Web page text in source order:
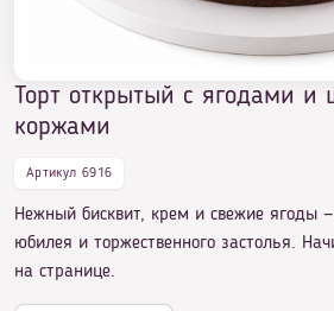
коржами
Торт открытый с ягодами и
коржами
Артикул 6916
Нежный бисквит, крем и свежие ягоды
юбилея и торжественного застолья.
на странице.